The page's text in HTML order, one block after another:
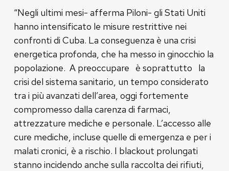
“Negli ultimi mesi- afferma Piloni- gli Stati Uniti
hanno intensificato le misure restrittive nei
confronti di Cuba. La conseguenza è una crisi
energetica profonda, che ha messo in ginocchio la
popolazione. A preoccupare è soprattutto la
crisi del sistema sanitario, un tempo considerato
tra i più avanzati dell’area, oggi fortemente
compromesso dalla carenza di farmaci,
attrezzature mediche e personale. L’accesso alle
cure mediche, incluse quelle di emergenza e per i
malati cronici, è a rischio. I blackout prolungati
stanno incidendo anche sulla raccolta dei rifiuti,